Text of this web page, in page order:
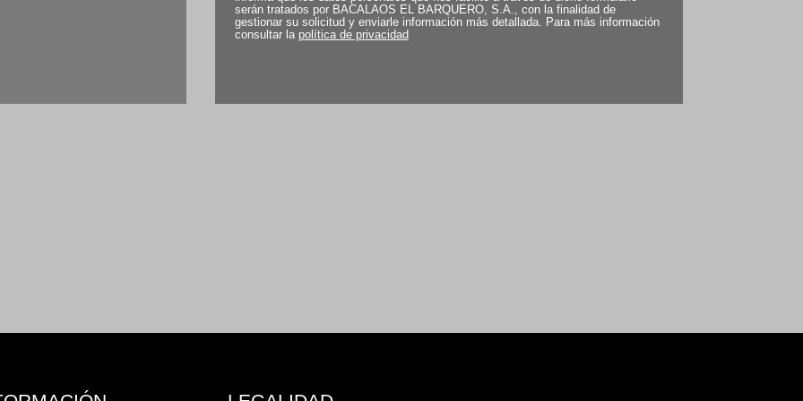
serán tratados por BACALAOS EL BARQUERO, S.A., con la finalidad de
gestionar su solicitud y enviarle información más detallada. Para más información
consultar la política de privacidad